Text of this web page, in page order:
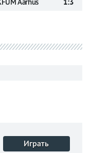
Aarhus 1:3
Играть